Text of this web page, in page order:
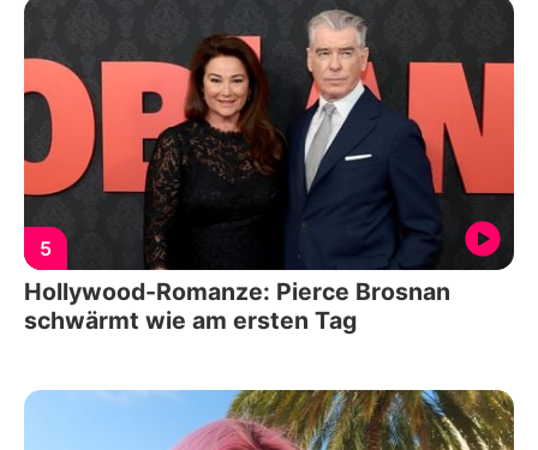
5
Hollywood-Romanze: Pierce Brosnan
schwärmt wie am ersten Tag